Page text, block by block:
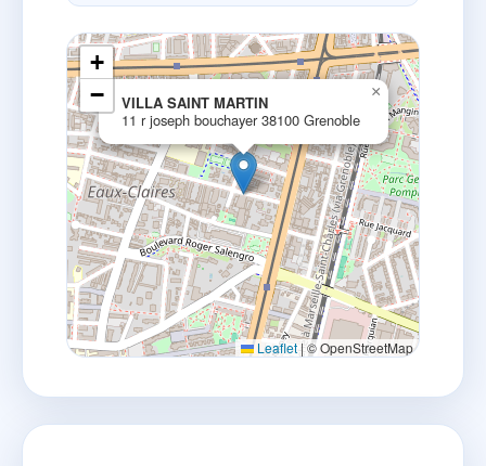
VILLA SAINT MARTIN
11 r joseph bouchayer 38100 Grenoble
×
+
−
Leaflet|© OpenStreetMap